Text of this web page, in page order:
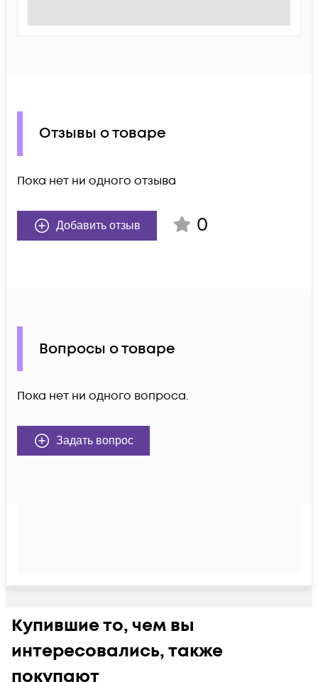
Отзывы о товаре
Пока нет ни одного отзыва
Добавить отзыв 0
Вопросы о товаре
Пока нет ни одного вопроса.
Задать вопрос
Купившие то, чем вы
интересовались, также
покупают